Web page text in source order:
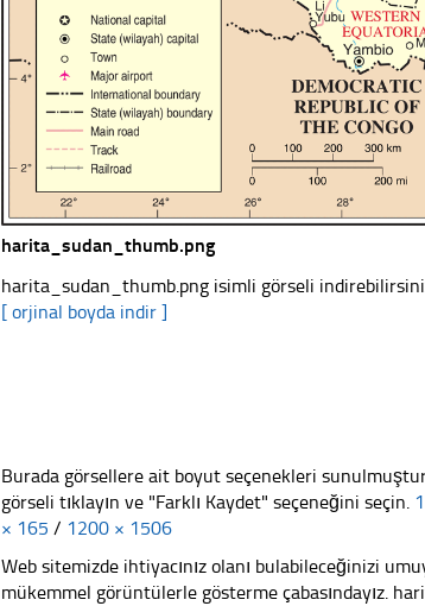
harita_sudan_thumb.png
harita_sudan_thumb.png isimli görseli
[ orjinal boyda indir ]
Burada görsellere ait boyut seçenekleri
görseli tıklayın ve "Farklı Kaydet" seçeneğini seçin.
× 165 / 1200 × 1506
Web sitemizde ihtiyacınız olanı bulabileceğinizi
mükemmel görüntülerle gösterme çabasındayız.